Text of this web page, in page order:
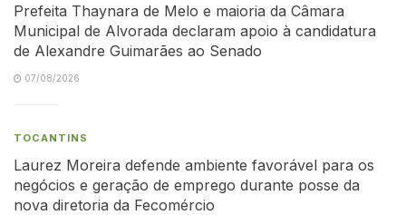
Prefeita Thaynara de Melo e maioria da Câmara
Municipal de Alvorada declaram apoio à candidatura
de Alexandre Guimarães ao Senado
07/08/2026
TOCANTINS
Laurez Moreira defende ambiente favorável para os
negócios e geração de emprego durante posse da
nova diretoria da Fecomércio